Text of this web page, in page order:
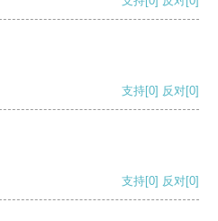
支持[0] 反对[0]
支持[0] 反对[0]